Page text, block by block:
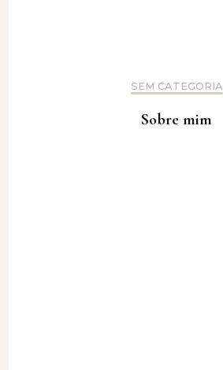
SEM CATEGORIA
Sobre mim